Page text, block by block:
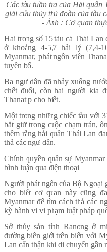
Các tàu tuần tra của Hải quân
giải cứu thủy thủ đoàn của tàu
- Ảnh : Cơ quan
Hai trong số 15 tàu cá Thái Lan
ở khoảng 4-5,7 hải lý (7,4-
Myanmar, phát ngôn viên
tuyên bố.
Ba ngư dân đã nhảy xuống
chết đuối, còn hai người kia
Thanatip cho biết.
Một trong những chiếc tàu với
bắt giữ trong cuộc chạm trán,
thêm rằng hải quân Thái Lan
thả các ngư dân.
Chính quyền quân sự
bình luận qua điện thoại.
Người phát ngôn của Bộ Ngoại
cho biết cơ quan này cũng
Myanmar để tìm cách thả các
kỳ hành vi vi phạm luật pháp
Sở thủy sản tỉnh Ranong ở
đường biên giới trên biển với
Lan cẩn thận khi di chuyển gần